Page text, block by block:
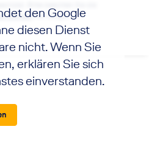
den Google
diesen Dienst
nicht. Wenn Sie
erklären Sie sich
einverstanden.
von Google.